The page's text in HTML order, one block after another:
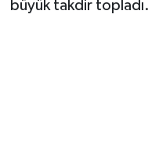
büyük takdir topladı.